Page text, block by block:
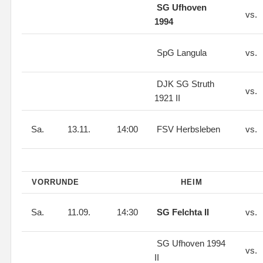
SG Ufhoven
1994
vs.
SpG Langula vs.
DJK SG Struth
1921 II
vs.
Sa. 13.11. 14:00 FSV Herbsleben vs.
VORRUNDE HEIM
Sa. 11.09. 14:30 SG Felchta II vs.
SG Ufhoven 1994
II
vs.